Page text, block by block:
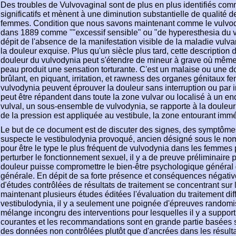
Des troubles de Vulvovaginal sont de plus en plus identifiés
significatifs et mènent à une diminution substantielle de qualité
femmes. Condition que nous savons maintenant comme le
dans 1889 comme ''"excessif sensible" ou "de hyperesthesia du
dépit de l'absence de la manifestation visible de la maladie
la douleur exquise. Plus qu'un siècle plus tard, cette description
douleur du vulvodynia peut s'étendre de mineur à grave où
peau produit une sensation torturante. C'est un malaise ou une
brûlant, en piquant, irritation, et rawness des organes génitaux
vulvodynia peuvent éprouver la douleur sans interruption ou par
peut être répandent dans toute la zone vulvar ou localisé à un
vulval, un sous-ensemble de vulvodynia, se rapporte à la
de la pression est appliquée au vestibule, la zone entourant
Le but de ce document est de discuter des signes, des
suspecte le vestibulodynia provoqué, ancien désigné sous le
pour être le type le plus fréquent de vulvodynia dans les
perturber le fonctionnement sexuel, il y a de preuve préliminaire
douleur puisse compromettre le bien-être psychologique
générale. En dépit de sa forte présence et conséquences
d'études contrôlées de résultats de traitement se concentrant
maintenant plusieurs études éditées l'évaluation du traitement
vestibulodynia, il y a seulement une poignée d'épreuves
mélange incongru des interventions pour lesquelles il y a
courantes et les recommandations sont en grande partie
des données non contrôlées plutôt que d'ancrées dans les